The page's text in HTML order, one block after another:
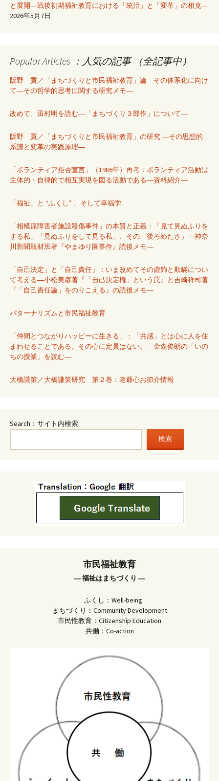
と展開―戦後初期福祉教育における「統治」と「変革」の相克―
2026年5月7日
Popular Articles ：人気の記事 （全記事中）
阪野 貢／「まちづくりと市民福祉教育」論 その体系化に向け
て―その哲学的思考に関する研究メモ―
改めて、田村明を読む―「まちづくり３部作」について―
阪野 貢／「まちづくりと市民福祉教育」の研究 ―その思想的
系譜と変革の実践原理―
「ボランティア拒否宣言」（1986年）再考：ボランティア活動は
主体的・自律的で相互実現を図る活動である―資料紹介―
「福祉」と “ふくし” 、そして幸福学
「相模原障害者施設殺傷事件」の本質と正義：「見て見ぬふりを
する私」「見ぬふりをして見る私」、その「後ろめたさ」―神奈
川新聞取材班著『やまゆり園事件』読後メモ―
「自己決定」と「自己責任」：いま改めてその虚飾と欺瞞につい
て考える―小松美彦著『「自己決定権」という罠』と吉崎祥司著
『「自己責任論」をのりこえる』の読後メモ―
パターナリズムと市民福祉教育
「仲間とつながりハッピーに生きる」：「共感」とは心に人を住
まわせることである。その心に定員はない。―金森俊朗の「いの
ちの授業」を読む―
大橋謙策／大橋謙策研究 第２巻：老爺心お節介情報
Search：サイト内検索
検索
市民福祉教育
― 福祉はまちづくり ―
ふくし：Well-being
まちづくり：Community Development
市民性教育：Citizenship Education
共働：Co-action